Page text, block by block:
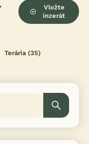
Vložte
inzerát
Terária(35)